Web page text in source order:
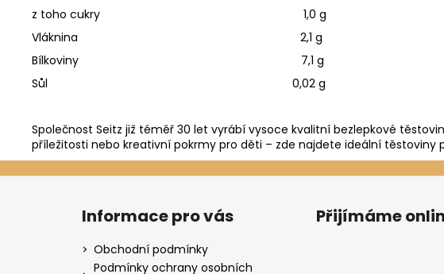
z toho cukry 1,0 g
Vláknina 2,1 g
Bílkoviny 7,1 g
Sůl 0,02 g
Společnost Seitz již téměř 30 let vyrábí vysoce kvalitní bezlepkové
příležitosti nebo kreativní pokrmy pro děti – zde najdete ideální těstoviny
Z
Informace pro vás
Obchodní podmínky
Podmínky ochrany osobních
Přijímáme